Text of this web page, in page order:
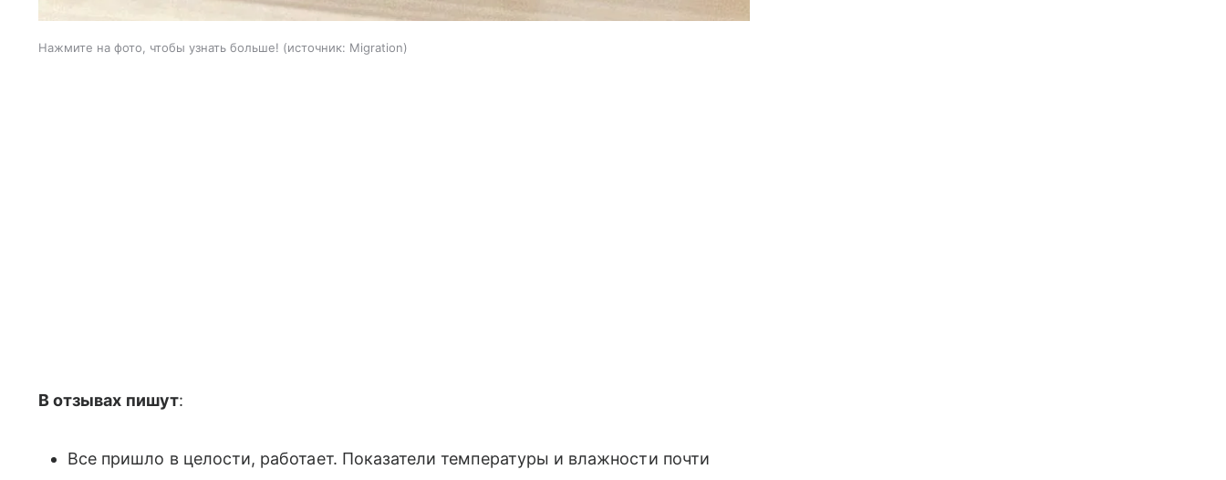
Нажмите на фото, чтобы узнать больше! источник: Migration
В отзывах пишут:
Все пришло в целости, работает. Показатели температуры и влажности почти